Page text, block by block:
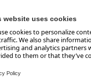
Hodelykt ENERGIZER
Varenr.: 281924
2,533 kg CO2e/ST
Hold hendene fri – enten det